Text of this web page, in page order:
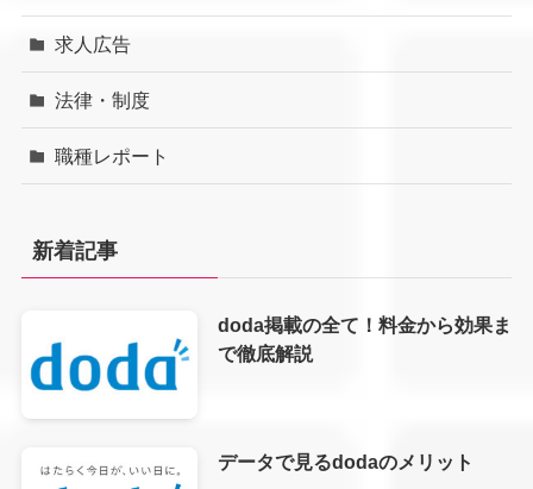
求人広告
法律・制度
職種レポート
新着記事
doda掲載の全て！料金から効果ま
で徹底解説
データで見るdodaのメリット